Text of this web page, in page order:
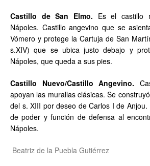
Castillo de San Elmo. Es el castillo
Nápoles. Castillo angevino que se
Vómero y protege la Cartuja de San
s.XIV) que se ubica justo debajo y
Nápoles, que queda a sus pies.
Castillo Nuevo/Castillo Angevino.
apoyan las murallas clásicas. Se
del s. XIII por deseo de Carlos I de Anjou.
de poder y función de defensa al
Nápoles.
Beatriz de la Puebla Gutiérrez